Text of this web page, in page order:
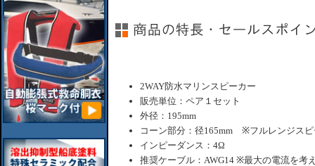
2WAY防水マリンスピーカー
販売単位：ペア１セット
外径：195mm
コーン部分：径165mm ※フルレンジスピ
インピーダンス：4Ω
推奨ケーブル：AWG14 ※最大の電流を考